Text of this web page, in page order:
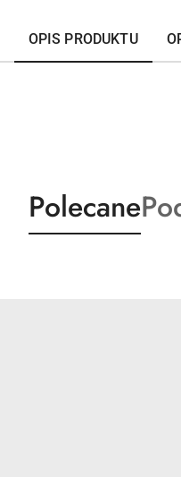
OPIS PRODUKTU
Produkty
o
Polecane
o